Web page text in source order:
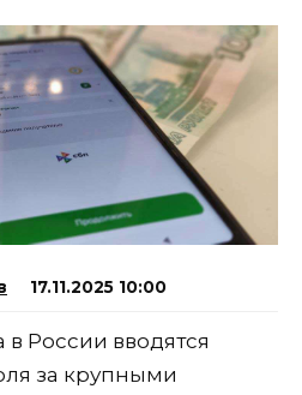
17.11.2025 10:00
в России вводятся
за крупными